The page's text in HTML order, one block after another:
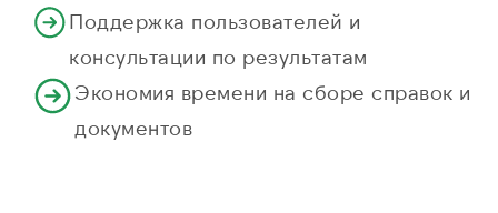
Поддержка пользователей и
консультации по результатам
Экономия времени на сборе справок и
документов